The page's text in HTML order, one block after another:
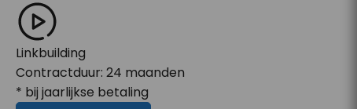
Linkbuilding
Contractduur:24 maanden
* bij jaarlijkse betaling